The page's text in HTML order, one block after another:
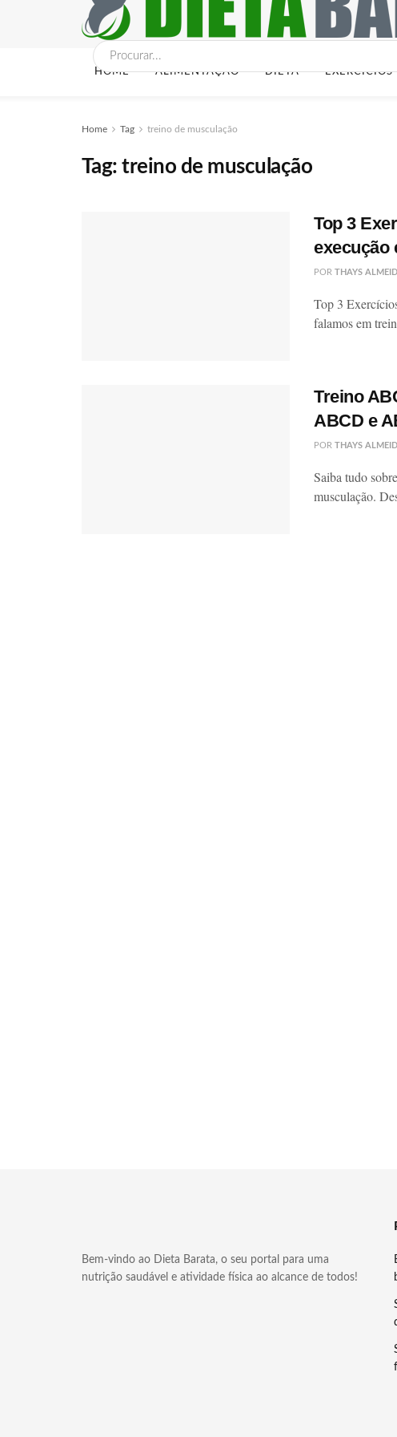
HOME ALIMENTAÇÃO DIETA EXERCÍCIOS
Home Tag treino de musculação
Tag:treino de musculação
Top 3
execução
POR THAYS
Top 3
falamos em
Treino
ABCD e
POR THAYS
Saiba tudo
musculação.
Bem-vindo ao Dieta Barata, o seu portal para uma
nutrição saudável e atividade física ao alcance de todos!